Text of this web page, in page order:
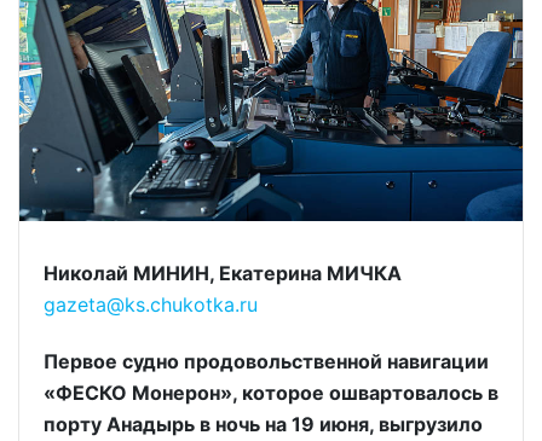
Николай МИНИН, Екатерина МИЧКА
gazeta@ks.chukotka.ru
Первое судно продовольственной навигации
«ФЕСКО Монерон», которое ошвартовалось в
порту Анадырь в ночь на 19 июня, выгрузило